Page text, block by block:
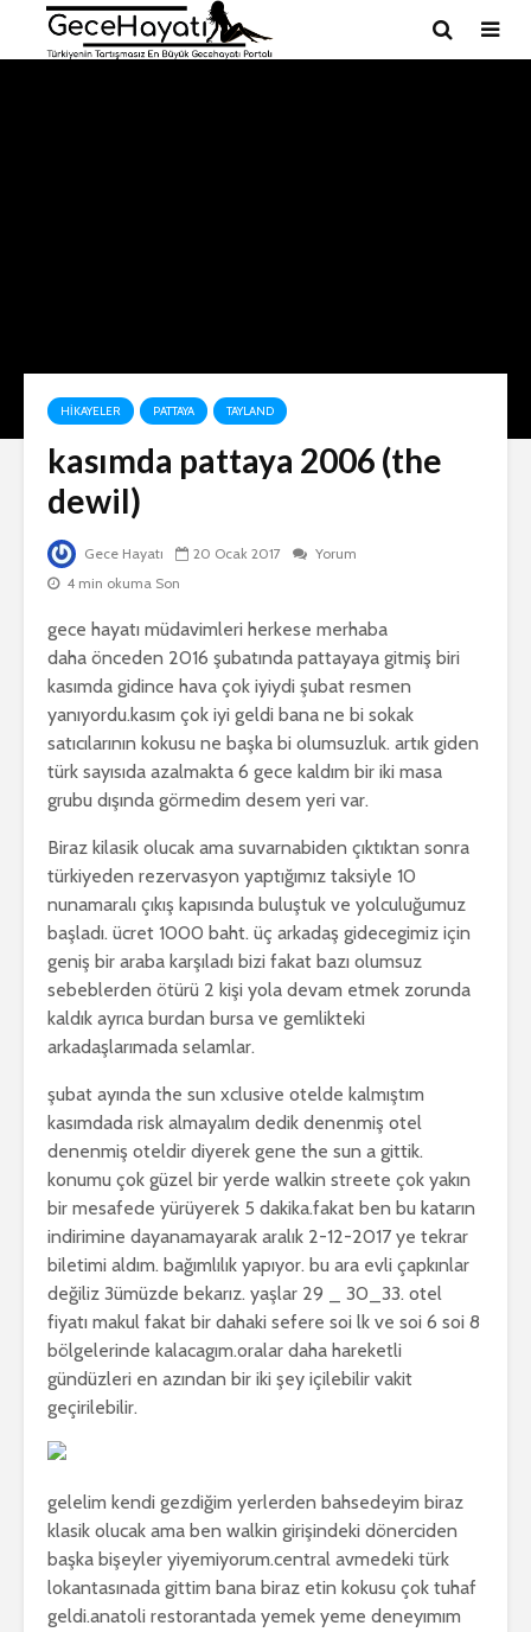
HIKAYELER PATTAYA TAYLAND
kasımda pattaya 2006 (the
dewil)
Gece Hayatı 20 Ocak 2017
Yorum
4 min okuma Son
gece hayatı müdavimleri herkese merhaba
daha önceden 2016 şubatında pattayaya gitmiş biri
kasımda gidince hava çok iyiydi şubat resmen
yanıyordu.kasım çok iyi geldi bana ne bi sokak
satıcılarının kokusu ne başka bi olumsuzluk. artık giden
türk sayısıda azalmakta 6 gece kaldım bir iki masa
grubu dışında görmedim desem yeri var.
Biraz kilasik olucak ama suvarnabiden çıktıktan sonra
türkiyeden rezervasyon yaptığımız taksiyle 10
nunamaralı çıkış kapısında buluştuk ve yolculuğumuz
başladı. ücret 1000 baht. üç arkadaş gidecegimiz için
geniş bir araba karşıladı bizi fakat bazı olumsuz
sebeblerden ötürü 2 kişi yola devam etmek zorunda
kaldık ayrıca burdan bursa ve gemlikteki
arkadaşlarımada selamlar.
şubat ayında the sun xclusive otelde kalmıştım
kasımdada risk almayalım dedik denenmiş otel
denenmiş oteldir diyerek gene the sun a gittik.
konumu çok güzel bir yerde walkin streete çok yakın
bir mesafede yürüyerek 5 dakika.fakat ben bu katarın
indirimine dayanamayarak aralık 2-12-2017 ye tekrar
biletimi aldım. bağımlılık yapıyor. bu ara evli çapkınlar
değiliz 3ümüzde bekarız. yaşlar 29 _ 30_33. otel
fiyatı makul fakat bir dahaki sefere soi lk ve soi 6 soi 8
bölgelerinde kalacagım.oralar daha hareketli
gündüzleri en azından bir iki şey içilebilir vakit
geçirilebilir.
gelelim kendi gezdiğim yerlerden bahsedeyim biraz
klasik olucak ama ben walkin girişindeki dönerciden
başka bişeyler yiyemiyorum.central avmedeki türk
lokantasınada gittim bana biraz etin kokusu çok tuhaf
geldi.anatoli restorantada yemek yeme deneyımım